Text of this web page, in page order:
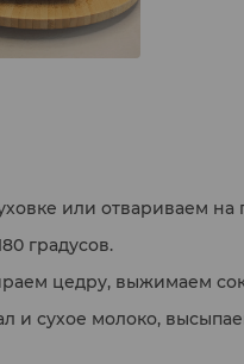
или отвариваем на
градусов.
цедру, выжимаем
и сухое молоко,